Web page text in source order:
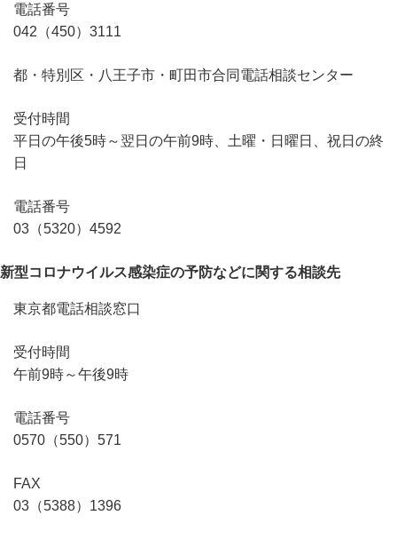
電話番号
042（450）3111
都・特別区・八王子市・町田市合同電話相談センター
受付時間
平日の午後5時～翌日の午前9時、土曜・日曜日、祝日の終
日
電話番号
03（5320）4592
新型コロナウイルス感染症の予防などに関する相談先
東京都電話相談窓口
受付時間
午前9時～午後9時
電話番号
0570（550）571
FAX
03（5388）1396